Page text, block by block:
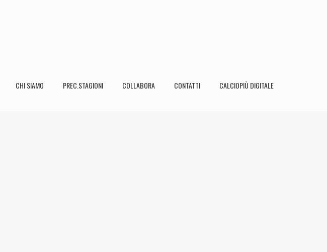
CHI SIAMO PREC.STAGIONI COLLABORA CONTATTI CALCIOPIÙ DIGITALE